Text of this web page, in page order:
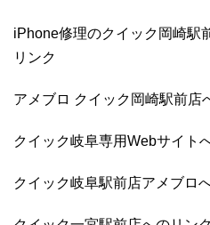
iPhone修理のクイック岡崎駅
リンク
アメブロ クイック岡崎駅前店
クイック岐阜専用Webサイト
クイック岐阜駅前店アメブロ